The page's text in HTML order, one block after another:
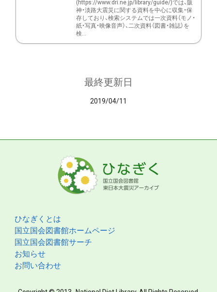
(https://www.dri.ne.jp/library/guide/)では、阪
神・淡路大震災に関する資料を中心に収集・保
存しており、検索システムでは一次資料（モノ・
紙・写真・映像音声）、二次資料（図書・雑誌）を
検...
最終更新日
2019/04/11
ひなぎくとは
国立国会図書館ホームページ
国立国会図書館サーチ
お知らせ
お問い合わせ